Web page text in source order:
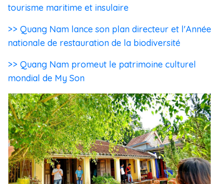
tourisme maritime et insulaire
>> Quang Nam lance son plan directeur et l'Année
nationale de restauration de la biodiversité
>> Quang Nam promeut le patrimoine culturel
mondial de My Son